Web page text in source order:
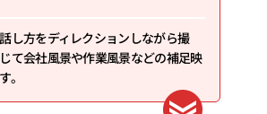
し方をディレクションしながら撮
て会社風景や作業風景などの補足映
。